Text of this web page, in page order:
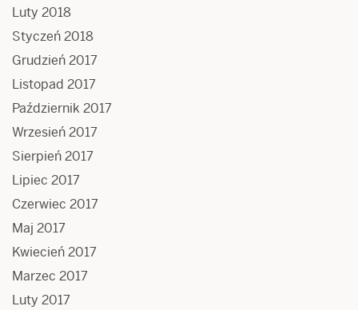
Luty 2018
Styczeń 2018
Grudzień 2017
Listopad 2017
Październik 2017
Wrzesień 2017
Sierpień 2017
Lipiec 2017
Czerwiec 2017
Maj 2017
Kwiecień 2017
Marzec 2017
Luty 2017